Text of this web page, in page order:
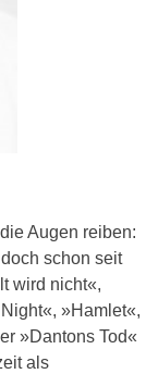
Augen reiben:
schon seit
wird nicht«,
»Hamlet«,
»Dantons Tod«
als